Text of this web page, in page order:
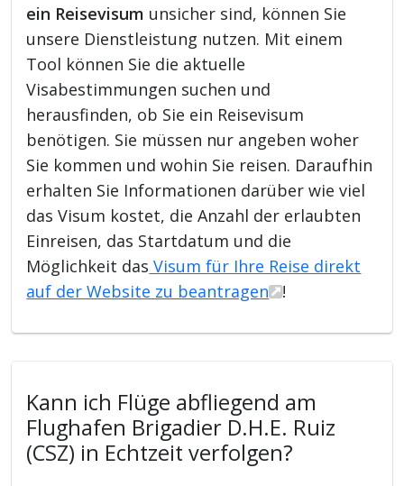
ein Reisevisum unsicher sind, können Sie
unsere Dienstleistung nutzen. Mit einem
Tool können Sie die aktuelle
Visabestimmungen suchen und
herausfinden, ob Sie ein Reisevisum
benötigen. Sie müssen nur angeben woher
Sie kommen und wohin Sie reisen. Daraufhin
erhalten Sie Informationen darüber wie viel
das Visum kostet, die Anzahl der erlaubten
Einreisen, das Startdatum und die
Möglichkeit das Visum für Ihre Reise direkt
auf der Website zu beantragen
!
Kann ich Flüge abfliegend am
Flughafen Brigadier D.H.E. Ruiz
(CSZ) in Echtzeit verfolgen?